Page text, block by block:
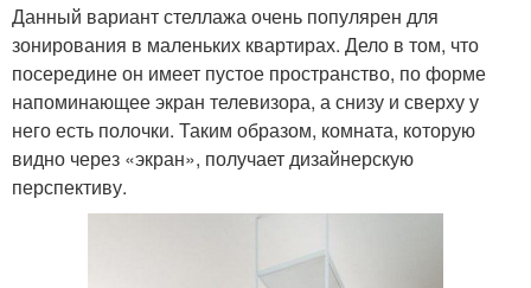
Данный вариант стеллажа очень популярен для
зонирования в маленьких квартирах. Дело в том, что
посередине он имеет пустое пространство, по форме
напоминающее экран телевизора, а снизу и сверху у
него есть полочки. Таким образом, комната, которую
видно через «экран», получает дизайнерскую
перспективу.